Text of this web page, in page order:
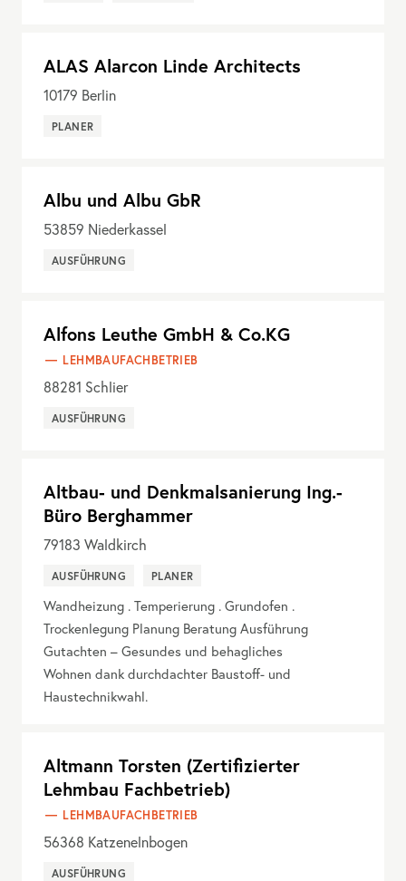
ALAS Alarcon Linde Architects
10179 Berlin
PLANER
Albu und Albu GbR
53859 Niederkassel
AUSFÜHRUNG
Alfons Leuthe GmbH & Co.KG
LEHMBAUFACHBETRIEB
88281 Schlier
AUSFÜHRUNG
Altbau- und Denkmalsanierung Ing.-
Büro Berghammer
79183 Waldkirch
AUSFÜHRUNG PLANER
Wandheizung . Temperierung . Grundofen .
Trockenlegung Planung Beratung Ausführung
Gutachten – Gesundes und behagliches
Wohnen dank durchdachter Baustoff- und
Haustechnikwahl.
Altmann Torsten (Zertifizierter
Lehmbau Fachbetrieb)
LEHMBAUFACHBETRIEB
56368 Katzenelnbogen
AUSFÜHRUNG